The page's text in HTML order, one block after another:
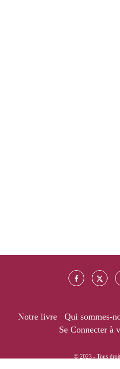
Notre livre Qui sommes-
Se Connecter à
© 2023 - Tous